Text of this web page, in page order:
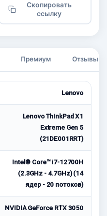
Скопировать
ссылку
Премиум Отзывы
Lenovo
Lenovo ThinkPad X1
Extreme Gen 5
(21DE001RRT)
Intel® Core™ i7-12700H
(2.3GHz - 4.7GHz) (14
ядер - 20 потоков)
NVIDIA GeForce RTX 3050